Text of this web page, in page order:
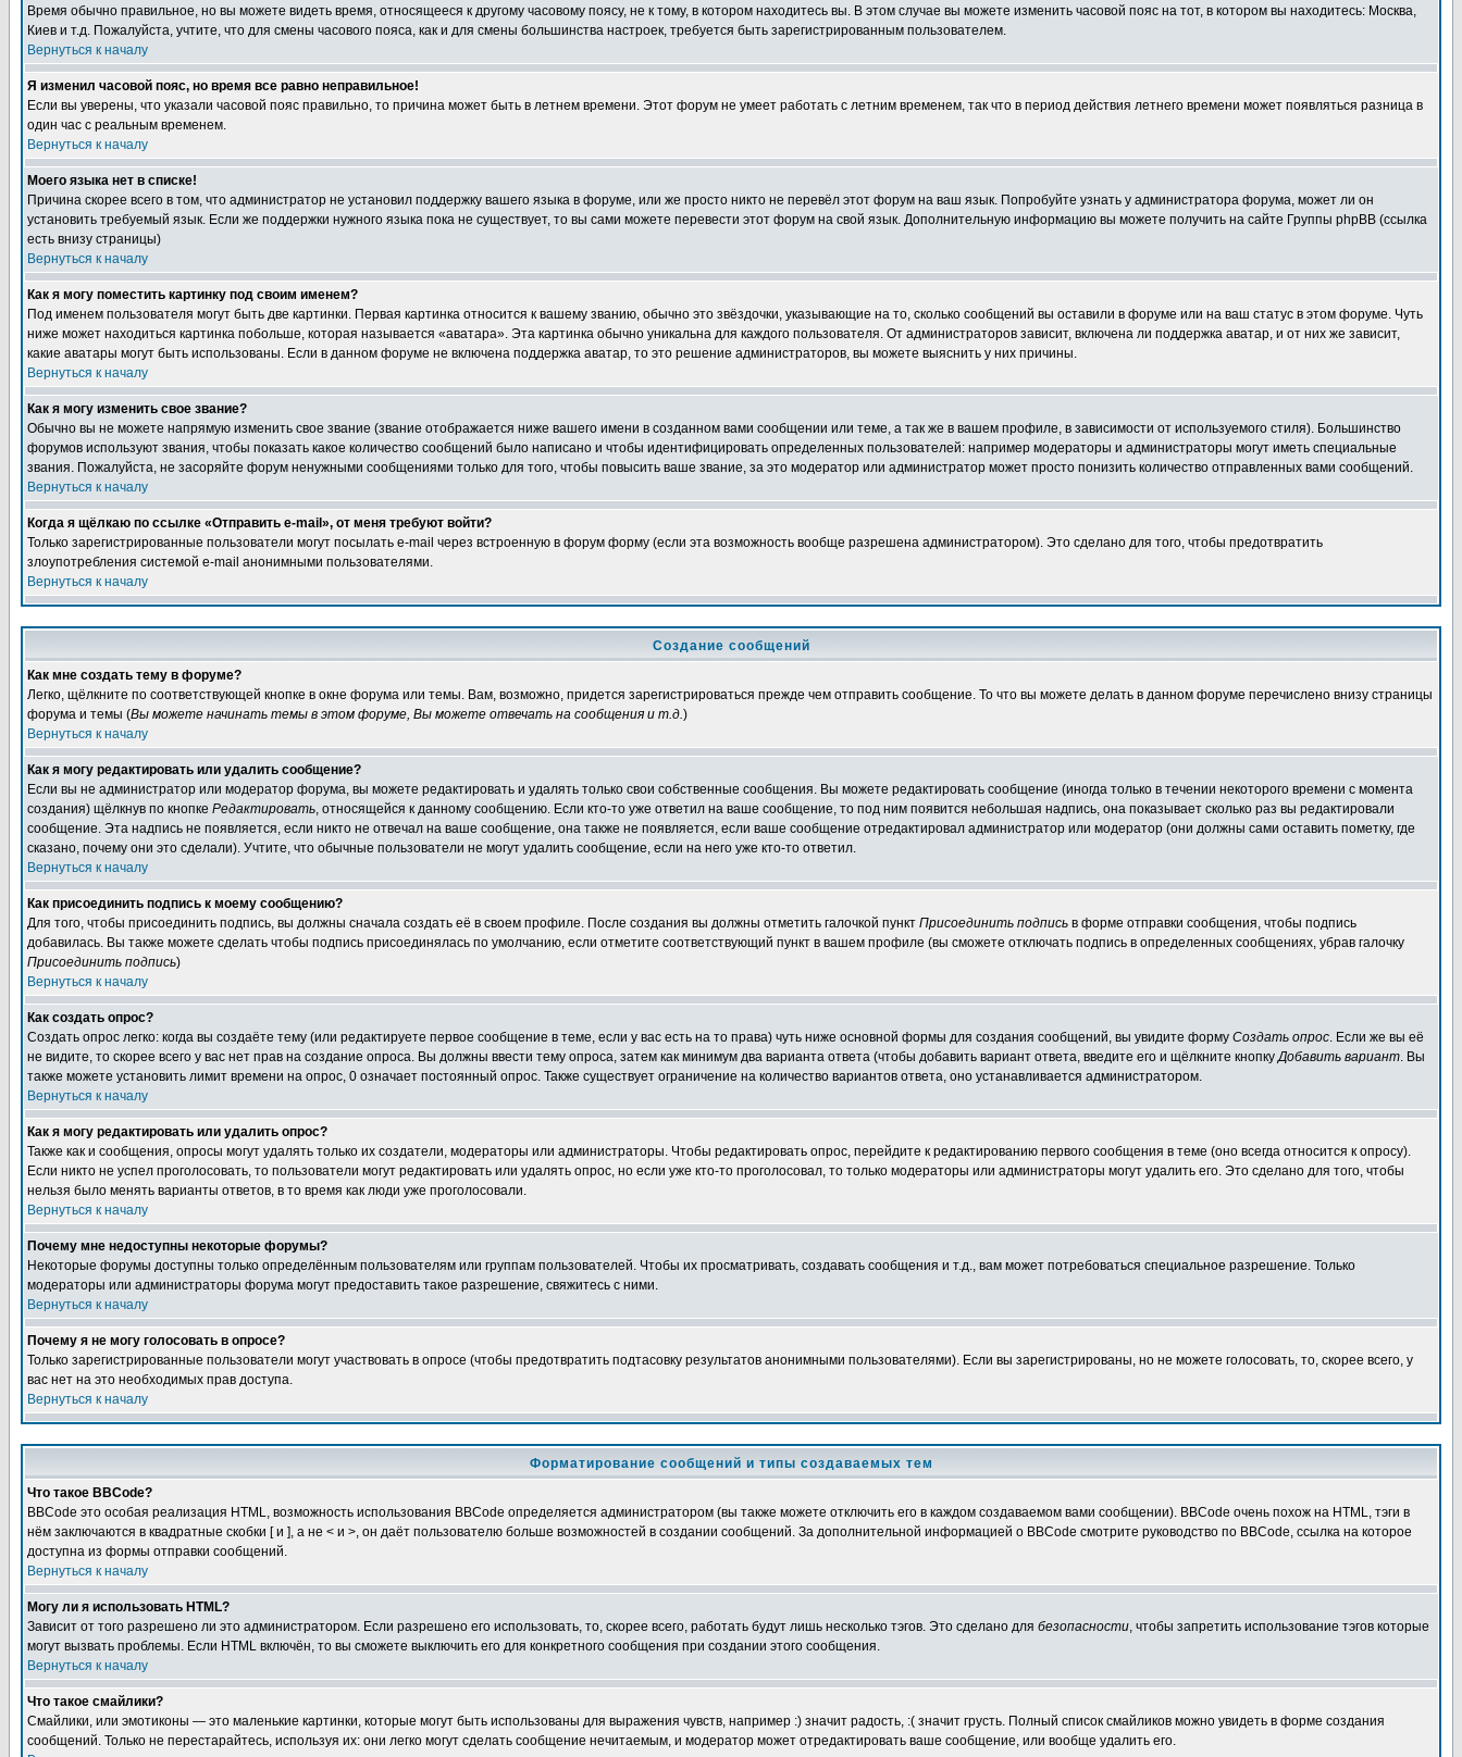
Время обычно правильное, но вы можете видеть время, относящееся к другому часовому поясу, не к тому, в котором находитесь вы. В этом случае вы можете изменить часовой пояс на тот, в котором вы находитесь: Москва,
Киев и т.д. Пожалуйста, учтите, что для смены часового пояса, как и для смены большинства настроек, требуется быть зарегистрированным пользователем.
Вернуться к началу
Я изменил часовой пояс, но время все равно неправильное!
Если вы уверены, что указали часовой пояс правильно, то причина может быть в летнем времени. Этот форум не умеет работать с летним временем, так что в период действия летнего времени может появляться разница в
один час с реальным временем.
Вернуться к началу
Моего языка нет в списке!
Причина скорее всего в том, что администратор не установил поддержку вашего языка в форуме, или же просто никто не перевёл этот форум на ваш язык. Попробуйте узнать у администратора форума, может ли он
установить требуемый язык. Если же поддержки нужного языка пока не существует, то вы сами можете перевести этот форум на свой язык. Дополнительную информацию вы можете получить на сайте Группы phpBB (ссылка
есть внизу страницы)
Вернуться к началу
Как я могу поместить картинку под своим именем?
Под именем пользователя могут быть две картинки. Первая картинка относится к вашему званию, обычно это звёздочки, указывающие на то, сколько сообщений вы оставили в форуме или на ваш статус в этом форуме. Чуть
ниже может находиться картинка побольше, которая называется «аватара». Эта картинка обычно уникальна для каждого пользователя. От администраторов зависит, включена ли поддержка аватар, и от них же зависит,
какие аватары могут быть использованы. Если в данном форуме не включена поддержка аватар, то это решение администраторов, вы можете выяснить у них причины.
Вернуться к началу
Как я могу изменить свое звание?
Обычно вы не можете напрямую изменить свое звание (звание отображается ниже вашего имени в созданном вами сообщении или теме, а так же в вашем профиле, в зависимости от используемого стиля). Большинство
форумов используют звания, чтобы показать какое количество сообщений было написано и чтобы идентифицировать определенных пользователей: например модераторы и администраторы могут иметь специальные
звания. Пожалуйста, не засоряйте форум ненужными сообщениями только для того, чтобы повысить ваше звание, за это модератор или администратор может просто понизить количество отправленных вами сообщений.
Вернуться к началу
Когда я щёлкаю по ссылке «Отправить e-mail», от меня требуют войти?
Только зарегистрированные пользователи могут посылать e-mail через встроенную в форум форму (если эта возможность вообще разрешена администратором). Это сделано для того, чтобы предотвратить
злоупотребления системой e-mail анонимными пользователями.
Вернуться к началу
Создание сообщений
Как мне создать тему в форуме?
Легко, щёлкните по соответствующей кнопке в окне форума или темы. Вам, возможно, придется зарегистрироваться прежде чем отправить сообщение. То что вы можете делать в данном форуме перечислено внизу страницы
форума и темы (Вы можете начинать темы в этом форуме, Вы можете отвечать на сообщения и т.д.)
Вернуться к началу
Как я могу редактировать или удалить сообщение?
Если вы не администратор или модератор форума, вы можете редактировать и удалять только свои собственные сообщения. Вы можете редактировать сообщение (иногда только в течении некоторого времени с момента
создания) щёлкнув по кнопке Редактировать, относящейся к данному сообщению. Если кто-то уже ответил на ваше сообщение, то под ним появится небольшая надпись, она показывает сколько раз вы редактировали
сообщение. Эта надпись не появляется, если никто не отвечал на ваше сообщение, она также не появляется, если ваше сообщение отредактировал администратор или модератор (они должны сами оставить пометку, где
сказано, почему они это сделали). Учтите, что обычные пользователи не могут удалить сообщение, если на него уже кто-то ответил.
Вернуться к началу
Как присоединить подпись к моему сообщению?
Для того, чтобы присоединить подпись, вы должны сначала создать её в своем профиле. После создания вы должны отметить галочкой пункт Присоединить подпись в форме отправки сообщения, чтобы подпись
добавилась. Вы также можете сделать чтобы подпись присоединялась по умолчанию, если отметите соответствующий пункт в вашем профиле (вы сможете отключать подпись в определенных сообщениях, убрав галочку
Присоединить подпись)
Вернуться к началу
Как создать опрос?
Создать опрос легко: когда вы создаёте тему (или редактируете первое сообщение в теме, если у вас есть на то права) чуть ниже основной формы для создания сообщений, вы увидите форму Создать опрос. Если же вы её
не видите, то скорее всего у вас нет прав на создание опроса. Вы должны ввести тему опроса, затем как минимум два варианта ответа (чтобы добавить вариант ответа, введите его и щёлкните кнопкуДобавить вариант. Вы
также можете установить лимит времени на опрос, 0 означает постоянный опрос. Также существует ограничение на количество вариантов ответа, оно устанавливается администратором.
Вернуться к началу
Как я могу редактировать или удалить опрос?
Также как и сообщения, опросы могут удалять только их создатели, модераторы или администраторы. Чтобы редактировать опрос, перейдите к редактированию первого сообщения в теме (оно всегда относится к опросу).
Если никто не успел проголосовать, то пользователи могут редактировать или удалять опрос, но если уже кто-то проголосовал, то только модераторы или администраторы могут удалить его. Это сделано для того, чтобы
нельзя было менять варианты ответов, в то время как люди уже проголосовали.
Вернуться к началу
Почему мне недоступны некоторые форумы?
Некоторые форумы доступны только определённым пользователям или группам пользователей. Чтобы их просматривать, создавать сообщения и т.д., вам может потребоваться специальное разрешение. Только
модераторы или администраторы форума могут предоставить такое разрешение, свяжитесь с ними.
Вернуться к началу
Почему я не могу голосовать в опросе?
Только зарегистрированные пользователи могут участвовать в опросе (чтобы предотвратить подтасовку результатов анонимными пользователями). Если вы зарегистрированы, но не можете голосовать, то, скорее всего, у
вас нет на это необходимых прав доступа.
Вернуться к началу
Форматирование сообщений и типы создаваемых тем
Что такое BBCode?
BBCode это особая реализация HTML, возможность использования BBCode определяется администратором (вы также можете отключить его в каждом создаваемом вами сообщении). BBCode очень похож на HTML, тэги в
нём заключаются в квадратные скобки [ и ], а не < и >, он даёт пользователю больше возможностей в создании сообщений. За дополнительной информацией о BBCode смотрите руководство по BBCode, ссылка на которое
доступна из формы отправки сообщений.
Вернуться к началу
Могу ли я использовать HTML?
Зависит от того разрешено ли это администратором. Если разрешено его использовать, то, скорее всего, работать будут лишь несколько тэгов. Это сделано для безопасности, чтобы запретить использование тэгов которые
могут вызвать проблемы. Если HTML включён, то вы сможете выключить его для конкретного сообщения при создании этого сообщения.
Вернуться к началу
Что такое смайлики?
Смайлики, или эмотиконы — это маленькие картинки, которые могут быть использованы для выражения чувств, например :) значит радость, :( значит грусть. Полный список смайликов можно увидеть в форме создания
сообщений. Только не перестарайтесь, используя их: они легко могут сделать сообщение нечитаемым, и модератор может отредактировать ваше сообщение, или вообще удалить его.